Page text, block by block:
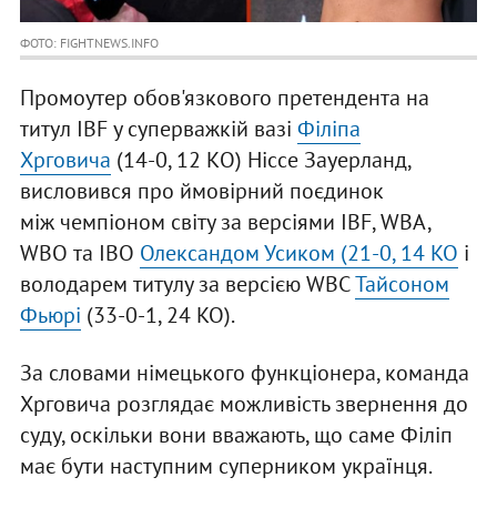
ФОТО: FIGHTNEWS.INFO
Промоутер обов'язкового претендента на
титул IBF у суперважкій вазі Філіпа
Хрговича (14-0, 12 КО) Ніссе Зауерланд,
висловився про ймовірний поєдинок
між чемпіоном світу за версіями IBF, WBA,
WBO та IBO Олександом Усиком (21-0, 14 KO і
володарем титулу за версією WBCТайсоном
Фьюрі (33-0-1, 24 KO).
За словами німецького функціонера, команда
Хрговича розглядає можливість звернення до
суду, оскільки вони вважають, що саме Філіп
має бути наступним суперником українця.